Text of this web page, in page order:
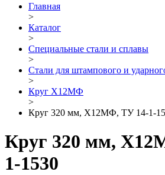
Главная
>
Каталог
>
Специальные стали и сплавы
>
Стали для штампового и
>
Круг Х12МФ
>
Круг 320 мм, Х12МФ, ТУ 14-1-
Круг 320 мм,
1-1530